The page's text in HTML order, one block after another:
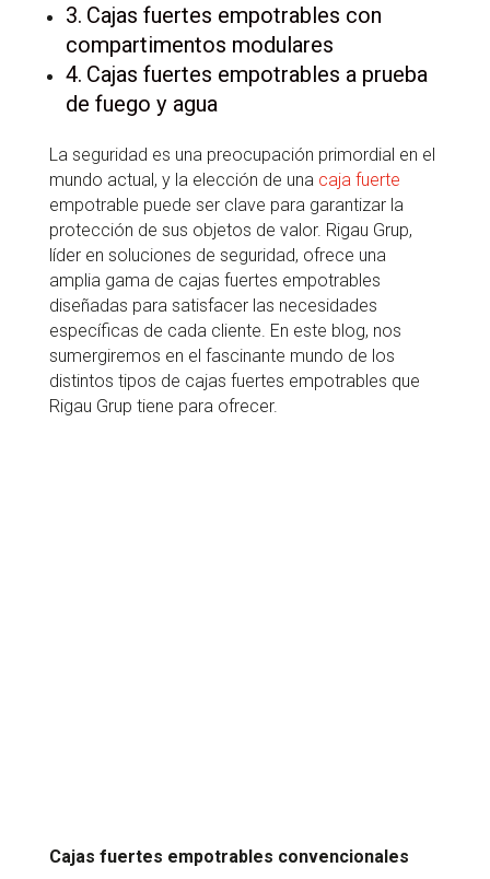
Cajas fuertes empotrables con
compartimentos modulares
Cajas fuertes empotrables a prueba
de fuego y agua
La seguridad es una preocupación primordial en el
mundo actual, y la elección de una caja fuerte
empotrable puede ser clave para garantizar la
protección de sus objetos de valor. Rigau Grup,
líder en soluciones de seguridad, ofrece una
amplia gama de cajas fuertes empotrables
diseñadas para satisfacer las necesidades
específicas de cada cliente. En este blog, nos
sumergiremos en el fascinante mundo de los
distintos tipos de cajas fuertes empotrables que
Rigau Grup tiene para ofrecer.
Cajas fuertes empotrables convencionales